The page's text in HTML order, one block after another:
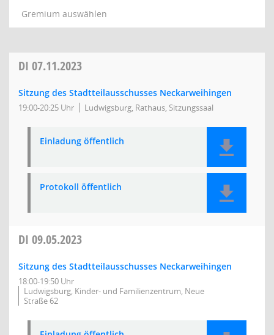
Gremium auswählen
DI 07.11.2023
Sitzung des Stadtteilausschusses Neckarweihingen
19:00-20:25 Uhr Ludwigsburg, Rathaus, Sitzungssaal
Einladung öffentlich
Protokoll öffentlich
DI 09.05.2023
Sitzung des Stadtteilausschusses Neckarweihingen
18:00-19:50 Uhr
Ludwigsburg, Kinder- und Familienzentrum, Neue
Straße 62